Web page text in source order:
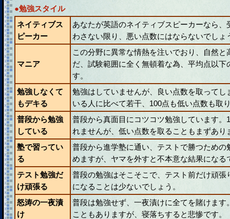
●勉強スタイル
ネイティブス
ピーカー
あなたが英語のネイティブスピーカーなら
わさない限り、悪い点数にはならないでしょ
マニア
この分野に異常な情熱を注いでおり、自然
だ、試験範囲に全く無頓着な為、平均点以
す。
勉強しなくて
もデキる
勉強はしていませんが、良い点数を取って
いる人に比べて若干、100点も低い点数も取
普段から勉強
している
普段から真面目にコツコツ勉強しています。
れませんが、低い点数を取ることもまずあり
塾で習ってい
る
普段から進学塾に通い、テストで勝つため
めますが、ヤマを外すと不本意な結果になる
テスト勉強だ
け頑張る
普段の勉強はそこそこで、テスト前だけ頑
になることは少ないでしょう。
怒涛の一夜漬
け
普段は勉強せず、一夜漬けに全てを賭けま
こともありますが、寝落ちすると悲惨です。